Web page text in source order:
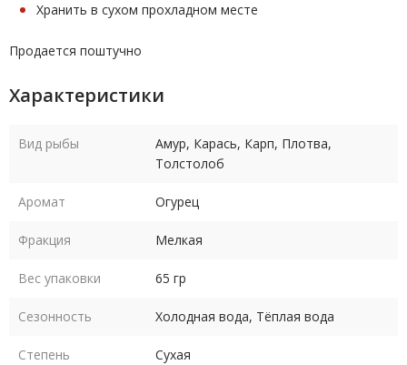
Хранить в сухом прохладном месте
Продается поштучно
Характеристики
Вид рыбы
Амур, Карась, Карп, Плотва,
Толстолоб
Аромат Огурец
Фракция Мелкая
Вес упаковки 65 гр
Сезонность Холодная вода, Тёплая вода
Степень
Сухая